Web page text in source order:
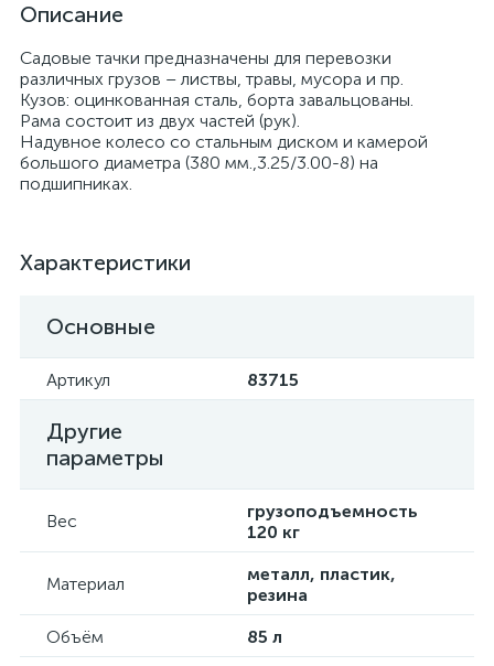
Описание
Садовые тачки предназначены для перевозки
различных грузов – листвы, травы, мусора и пр.
Кузов: оцинкованная сталь, борта завальцованы.
Рама состоит из двух частей (рук).
Надувное колесо со стальным диском и камерой
большого диаметра (380 мм.,3.25/3.00-8) на
подшипниках.
Характеристики
Основные
Артикул 83715
Другие
параметры
Вес
грузоподъемность
120 кг
Материал
металл, пластик,
резина
Объём
85 л